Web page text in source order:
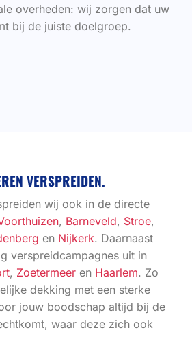
overheden: wij zorgen dat uw
bij de juiste doelgroep.
VERSPREIDEN.
wij ook in de directe
, Barneveld, Stroe,
en Nijkerk. Daarnaast
verspreidcampagnes uit in
, Zoetermeer en Haarlem. Zo
dekking met een sterke
jouw boodschap altijd bij de
waar deze zich ook